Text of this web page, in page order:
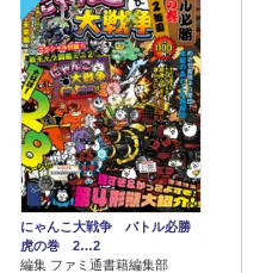
にゃんこ大戦争 バトル必勝
虎の巻 2…2
編集 ファミ通書籍編集部